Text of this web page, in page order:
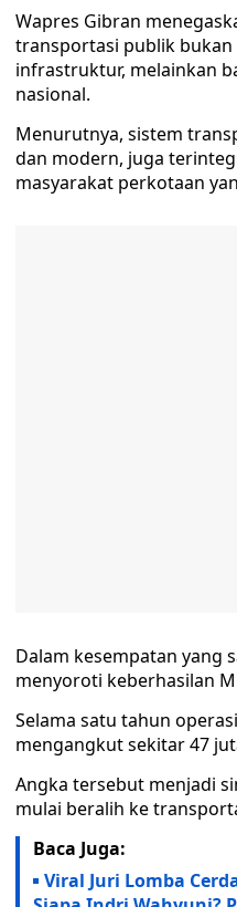
Wapres Gibran
transportasi publik
infrastruktur, melainkan
nasional.
Menurutnya, sistem
dan modern, juga
masyarakat perkotaan
Dalam kesempatan yang
menyoroti keberhasilan
Selama satu tahun
mengangkut sekitar 47
Angka tersebut menjadi
mulai beralih ke
Baca Juga:
Viral Juri Lomba